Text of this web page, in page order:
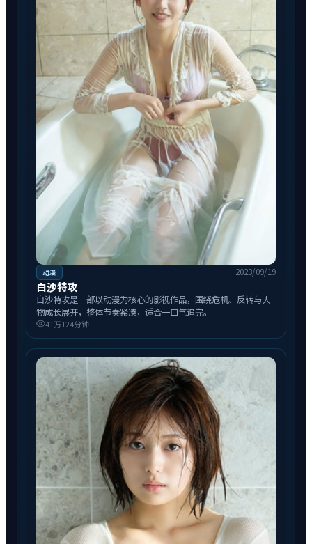
动漫 2023/09/19
白沙特攻
白沙特攻是一部以动漫为核心的影视作品，围绕危机、反转与人
物成长展开，整体节奏紧凑，适合一口气追完。
41万124分钟